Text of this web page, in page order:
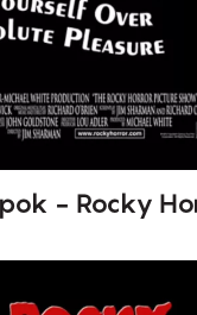
- Rocky